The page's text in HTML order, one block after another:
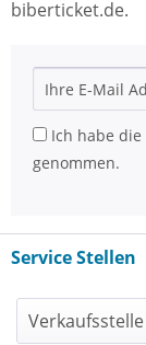
biberticket.de.
Ich habe die
genommen.
Service Stellen